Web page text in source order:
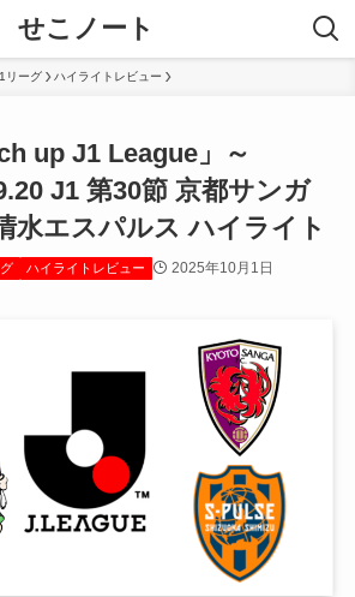
せこノート
リーグ ハイライトレビュー
up J1 League」～
J1 第30節 京都サンガ
水エスパルス ハイライト
ハイライトレビュー 2025年10月1日